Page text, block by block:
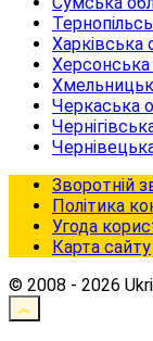
Харківська
Херсонська
Черкаська
Зворотній
Політика
Угода
Карта сайту
© 2008 - 2026